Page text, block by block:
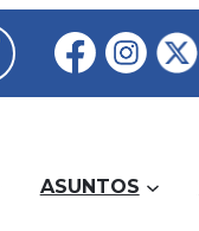
ASUNTOS